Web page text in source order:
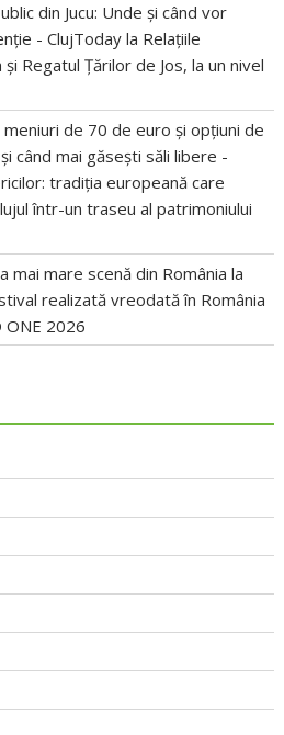
din Jucu: Unde și când vor
- ClujToday la Relațiile
Regatul Țărilor de Jos, la un nivel
de 70 de euro și opțiuni de
când mai găsești săli libere -
tradiția europeană care
într-un traseu al patrimoniului
mai mare scenă din România la
realizată vreodată în România
ONE 2026